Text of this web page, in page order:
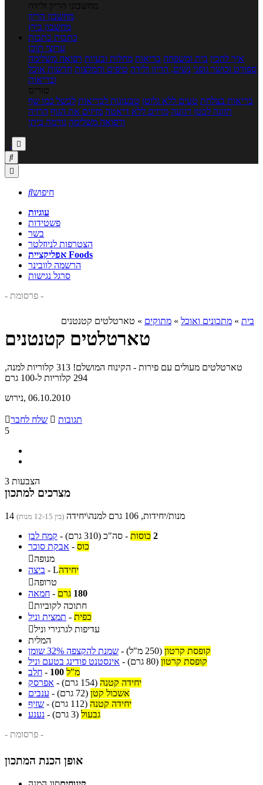
מחשבוני הריון ולידה
מחשבון הריון
מחשבון ביוץ
כתבות כתבות
ערוצי תוכן
איך להכין בית ומשפחה בריאות מחלות ובעיות רפואה משלימה
ספורט וכושר גופני נשים, הריון ולידה טיפים והמלצות חדשות אוכל
ובריאות
טורים
בריאות בצלחת טעים ללא גלוטן טבעונות לבריאות לבשל כמו שף
תזונה לבטן רגועה מרזים ללא דיאטה מזיזים את הגוף הרזיה
ורפואה משלימה גורמה ביתי



חיפוש
עוגיות
פשטידות
בשר
הצטרפות לניוזלטר
אפליקציית Foods
הרשמה לוובינר
סרגל נגישות
- פרסומת -
בית » מתכונים ואוכל » מתוקים » טארטלטים קטנטנים
טארטלטים קטנטנים
טארטלטים מעולים עם פירות - הקינוח המושלם! 313 קלוריות למנה,
294 קלוריות ל-100 גרם
נירוש, 06.10.2010
שלח לחבר  תגובות
5
3 הצבעות
מצרכים למתכון
14 מנות/יחידות, 106 גרם למנה\יחידה (בין 12-15 מנות)
קמח לבן - 2 כוסות - סה"כ (310 גרם)
אבקת סוכר - כוס
מנופה
ביצה - יחידהL
טרופה
חמאה - 180 גרם
חתוכה לקוביות
תמצית וניל - כפית
עדיפות לגרגירי וניל
המלית
שמנת להקצפה 32% שומן - קופסת קרטון (250 מ"ל)
אינסטנט פודינג בטעם וניל - קופסת קרטון (80 גרם)
חלב - 100 מ"ל
אפרסק - יחידה קטנה (154 גרם)
ענבים - אשכול קטן (72 גרם)
שזיף - יחידה קטנה (112 גרם)
נענע - גבעול (3 גרם)
- פרסומת -
אופן הכנת המתכון